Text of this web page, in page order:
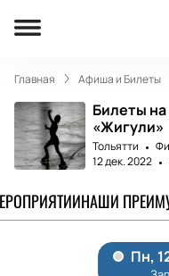
Главная Афиша и Билеты
Билеты
«Жигули»
Тольятти
12 дек. 2022
НАШИ